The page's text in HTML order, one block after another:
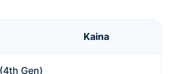
Kaina
Gen)